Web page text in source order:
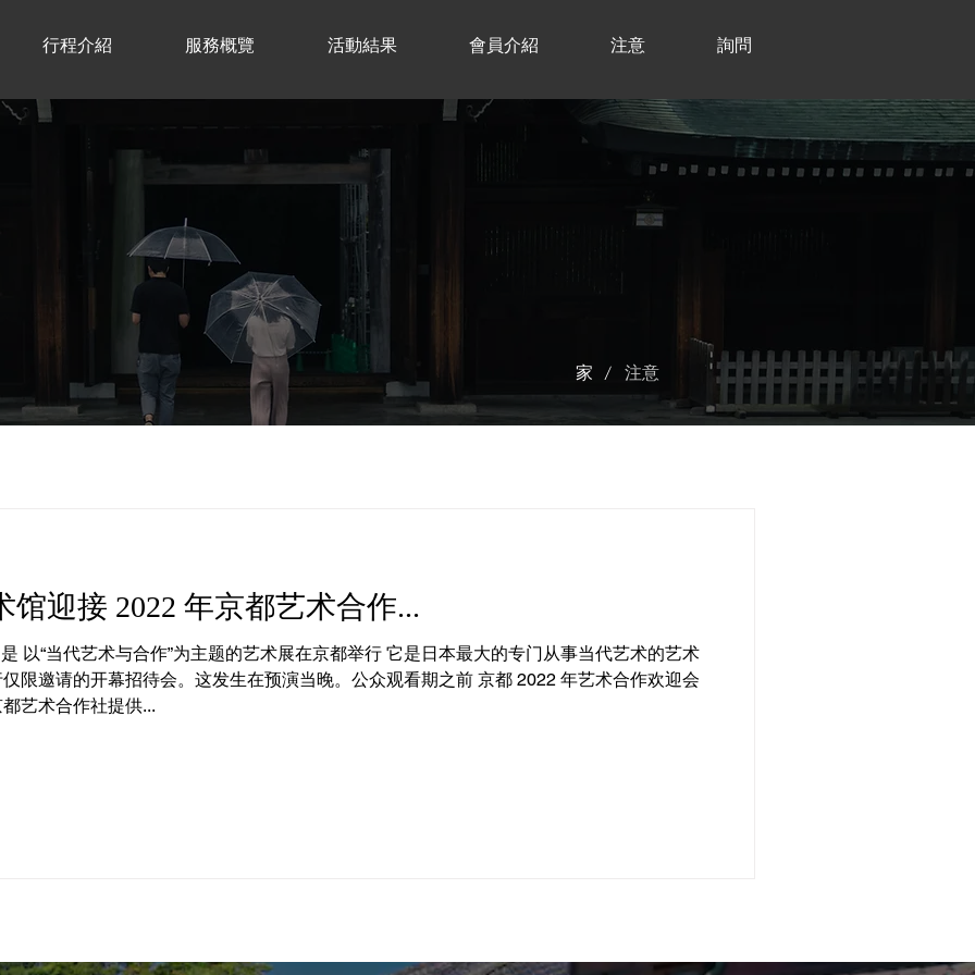
行程介紹 服務概覽 活動結果 會員介紹 注意 詢問
家 / 注意
馆迎接 2022 年京都艺术合作...
以“当代艺术与合作”为主题的艺术展在京都举行 它是日本最大的专门从事当代艺术的艺术
限邀请的开幕招待会。这发生在预演当晚。公众观看期之前 京都 2022 年艺术合作欢迎会
艺术合作社提供...